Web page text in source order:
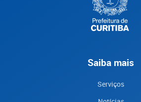
Saiba mais
Serviços